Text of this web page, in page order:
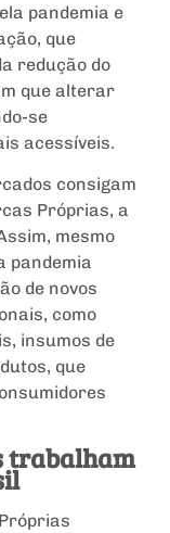
pandemia e
que
redução do
que alterar
se
acessíveis.
consigam
Próprias, a
mesmo
pandemia
de novos
como
insumos de
que
trabalham